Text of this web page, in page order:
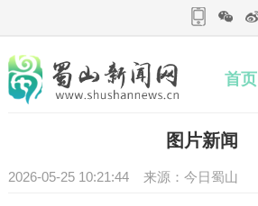
首页
图片新闻
2026-05-25 10:21:44 来源：今日蜀山